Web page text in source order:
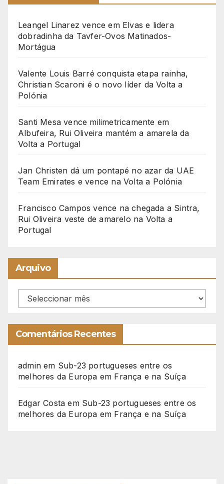
Leangel Linarez vence em Elvas e lidera
dobradinha da Tavfer-Ovos Matinados-
Mortágua
Valente Louis Barré conquista etapa rainha,
Christian Scaroni é o novo líder da Volta a
Polónia
Santi Mesa vence milimetricamente em
Albufeira, Rui Oliveira mantém a amarela da
Volta a Portugal
Jan Christen dá um pontapé no azar da UAE
Team Emirates e vence na Volta a Polónia
Francisco Campos vence na chegada a Sintra,
Rui Oliveira veste de amarelo na Volta a
Portugal
Arquivo
Arquivo
Comentários Recentes
admin em Sub-23 portugueses entre os
melhores da Europa em França e na Suíça
Edgar Costa em Sub-23 portugueses entre os
melhores da Europa em França e na Suíça